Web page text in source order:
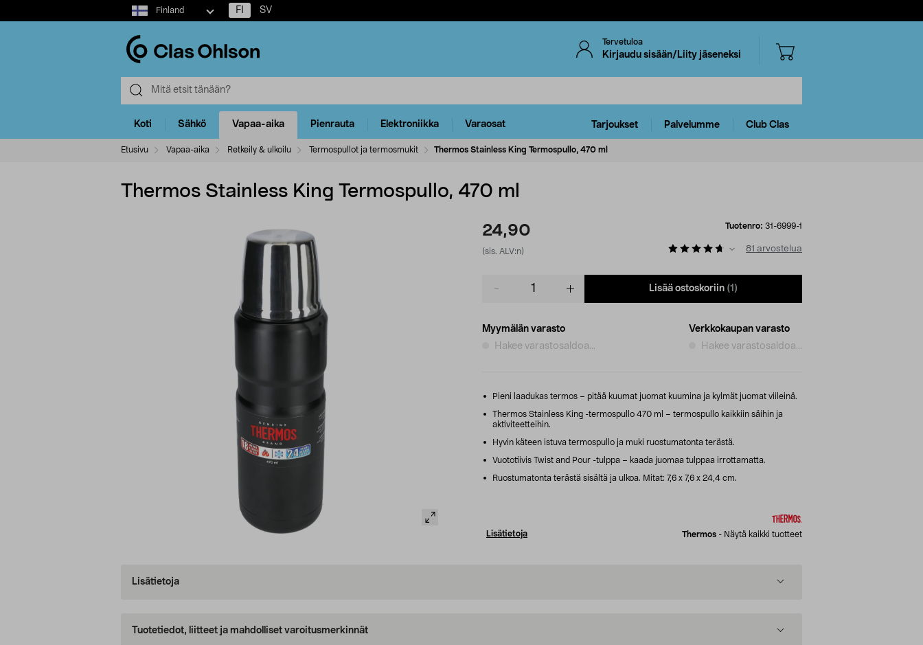
Select
market
Finland FI SV
Tervetuloa
Kirjaudu sisään/Liity jäseneksi
Koti Sähkö Vapaa-aika Pienrauta Elektroniikka Varaosat Tarjoukset Palvelumme Club Clas
Etusivu Vapaa-aika Retkeily & ulkoilu Termospullot ja termosmukit Thermos Stainless King Termospullo, 470 ml
Thermos Stainless King Termospullo, 470 ml
24,90
(sis. ALV:n)
Tuotenro: 31-6999-1
81 arvostelua
Lisää ostoskoriin (1)
Myymälän varasto
Hakee varastosaldoa...
Verkkokaupan varasto
Hakee varastosaldoa...
Pieni laadukas termos – pitää kuumat juomat kuumina ja kylmät juomat viileinä.
Thermos Stainless King -termospullo 470 ml – termospullo kaikkiin säihin ja
aktiviteetteihin.
Hyvin käteen istuva termospullo ja muki ruostumatonta terästä.
Vuototiivis Twist and Pour -tulppa – kaada juomaa tulppaa irrottamatta.
Ruostumatonta terästä sisältä ja ulkoa. Mitat: 7,6 x 7,6 x 24,4 cm.
Lisätietoja Thermos - Näytä kaikki tuotteet
Lisätietoja
Tuotetiedot, liitteet ja mahdolliset varoitusmerkinnät